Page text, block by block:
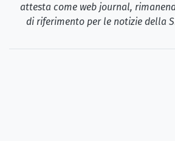
attesta come web journal,
di riferimento per le notizie della